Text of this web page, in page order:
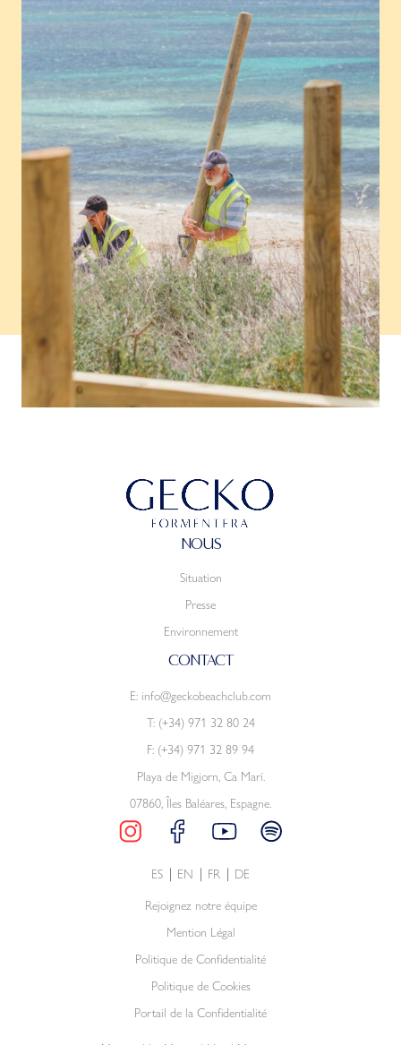
NOUS
Situation
Presse
Environnement
CONTACT
E: info@geckobeachclub.com
T: (+34) 971 32 80 24
F: (+34) 971 32 89 94
Playa de Migjorn, Ca Marí.
07860, Îles Baléares, Espagne.
ES EN FR
DE
Rejoignez notre équipe
Mention Légal
Politique de Confidentialité
Politique de Cookies
Portail de la Confidentialité